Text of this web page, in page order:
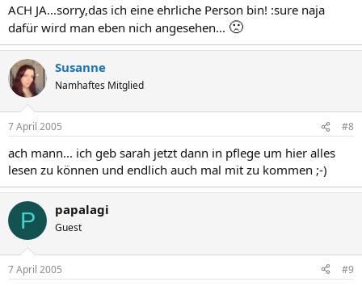
ACH JA...sorry,das ich eine ehrliche Person bin! :sure naja
dafür wird man eben nich angesehen... 🙁
Susanne
Namhaftes Mitglied
7 April 2005 #8
ach mann... ich geb sarah jetzt dann in pflege um hier alles
lesen zu können und endlich auch mal mit zu kommen ;-)
P papalagi
Guest
7 April 2005 #9